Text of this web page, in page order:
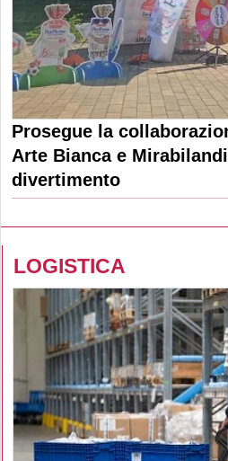
Prosegue la
Arte Bianca e
divertimento
LOGISTICA